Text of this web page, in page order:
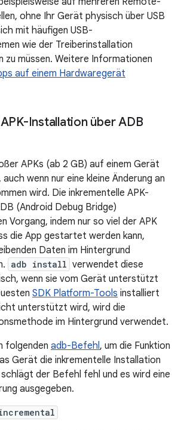
ohne Ihr Gerät physisch über USB
mit häufigen USB-
wie der Treiberinstallation
zu müssen. Weitere Informationen
auf einem Hardwaregerät
Installation über ADB
APKs (ab 2 GB) auf einem Gerät
wenn nur eine kleine Änderung an
wird. Die inkrementelle APK-
(Android Debug Bridge)
Vorgang, indem nur so viel der APK
die App gestartet werden kann,
Daten im Hintergrund
adb install verwendet diese
wenn sie vom Gerät unterstützt
SDK Platform-Tools installiert
unterstützt wird, wird die
im Hintergrund verwendet.
folgenden adb-Befehl, um die Funktion
Gerät die inkrementelle Installation
der Befehl fehl und es wird eine
ausgegeben.